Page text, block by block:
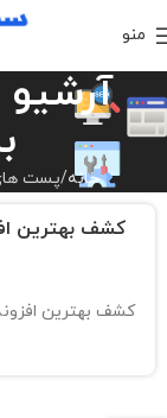
منو
خانه پست
کشف بهترین
کشف بهترین